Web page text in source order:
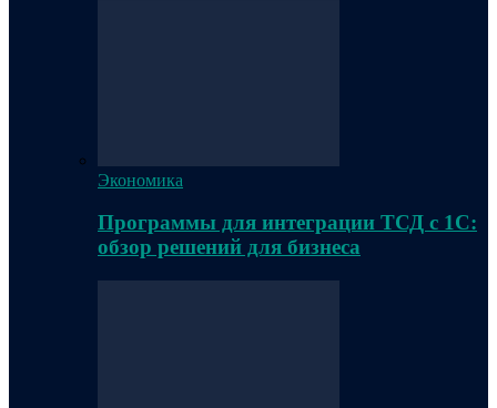
Экономика
Программы для интеграции ТСД с 1С:
обзор решений для бизнеса